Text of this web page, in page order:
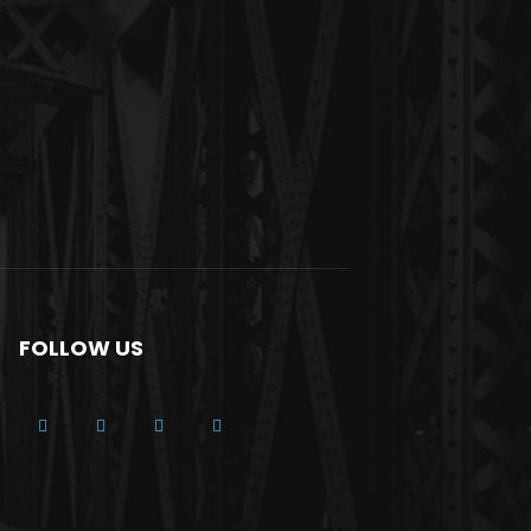
FOLLOW US